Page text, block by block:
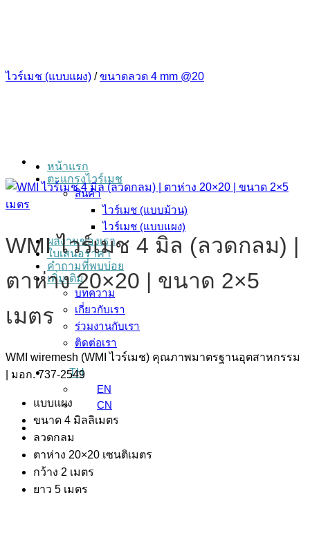
หน้าแรก
ตะแกรงไวร์เมช
สินค้า
ไวร์เมช (แบบม้วน)
ไวร์เมช (แบบแผง)
ผลงานของเรา
ใบเสนอราคา
คำถามที่พบบ่อย
เพิ่มเติม
บทความ
เกี่ยวกับเรา
ร่วมงานกับเรา
ติดต่อเรา
TH
EN
CN
ไวร์เมช (แบบแผง) / ขนาดลวด 4 mm @20
WMI ไวร์เมช 4 มิล (ลวดกลม) |
ตาห่าง 20×20 | ขนาด 2×5
เมตร
WMI wiremesh (WMI ไวร์เมช) คุณภาพมาตรฐานอุตสาหกรรม
| มอก. 737-2549
แบบแผง
ขนาด 4 มิลลิเมตร
ลวดกลม
ตาห่าง 20×20 เซนติเมตร
กว้าง 2 เมตร
ยาว 5 เมตร